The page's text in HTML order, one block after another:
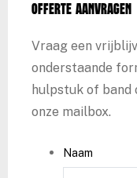
Offerte aanvragen
Vraag een
onderstaande
hulpstuk of band
onze mailbox.
Naam